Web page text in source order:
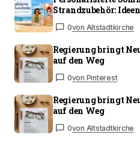
Strandzubehör: Ideen
0von Altstadtkirche
Regierung bringt
auf den Weg
0von Pinterest
Regierung bringt
auf den Weg
0von Altstadtkirche